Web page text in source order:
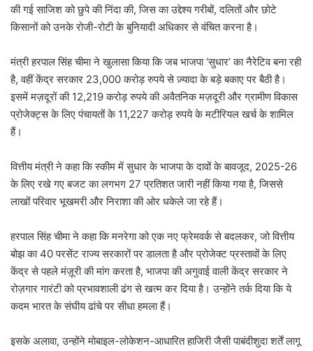
की गई साजिश को छुपे की निंदा की, जिस का उद्देश्य गरीबों, दलितों और छोटे
किसानों को उनके रोजी-रोटी के बुनियादी अधिकार से वंचित करना है।
मंत्री हरपाल सिंह चीमा ने खुलासा किया कि जब भाजपा ‘सुधार’ का नैरेटिव बना रही
है, वहीं केंद्र सरकार 23,000 करोड़ रुपये से ज़्यादा के बड़े बकाए पर बैठी है।
इसमें मज़दूरों की 12,219 करोड़ रुपये की अवैतनिक मज़दूरी और ग्रामीण विकास
प्रोजेक्ट्स के लिए पंचायतों के 11,227 करोड़ रुपये के मटीरियल खर्च के शामिल
हैं।
वित्तीय मंत्री ने कहा कि स्कीम में सुधार के भाजपा के दावों के बावजूद, 2025-26
के लिए रखे गए बजट का लगभग 27 प्रतिशत जारी नहीं किया गया है, जिससे
लाखों परिवार भूखमरी और निराशा की ओर धकेले जा रहे हैं।
हरपाल सिंह चीमा ने कहा कि मनरेगा को एक नए फ्रेमवर्क से बदलकर, जो वित्तीय
बोझ का 40 परसेंट राज्य सरकारों पर डालता है और प्रोजेक्ट प्रस्तावों के लिए
केंद्र से पहले मंज़ूरी की मांग करता है, भाजपा की अगुवाई वाली केंद्र सरकार ने
रोज़गार गारंटी को प्रभावशाली ढंग से खत्म कर दिया है। उन्होंने तर्क दिया कि ये
कदम भारत के संघीय ढांचे पर सीधा हमला हैं।
इसके अलावा, उन्होंने मोबाइल-लोकेशन-आधारित हाजिरी जैसी पाबंदीशुदा शर्तें लागू